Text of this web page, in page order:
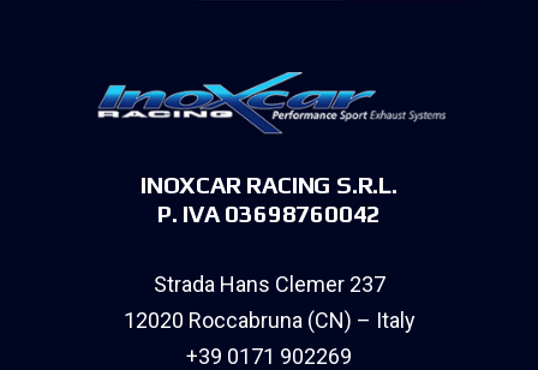
INOXCAR RACING S.R.L.
P. IVA 03698760042
Strada Hans Clemer 237
12020 Roccabruna (CN) – Italy
+39 0171 902269